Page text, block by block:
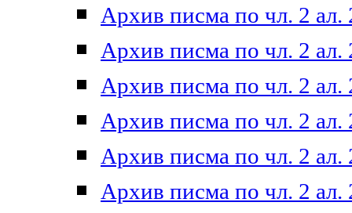
Архив писма по чл. 2 ал.
Архив писма по чл. 2 ал.
Архив писма по чл. 2 ал.
Архив писма по чл. 2 ал.
Архив писма по чл. 2 ал.
Архив писма по чл. 2 ал.